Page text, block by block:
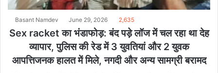
Basant Namdev June 29, 2026 2,635
Sex racket का भंडाफोड़: बंद पड़े लॉज में चल रहा था देह
व्यापार, पुलिस की रेड में 3 युवतियां और 2 युवक
आपत्तिजनक हालत में मिले, नगदी और अन्य सामग्री बरामद